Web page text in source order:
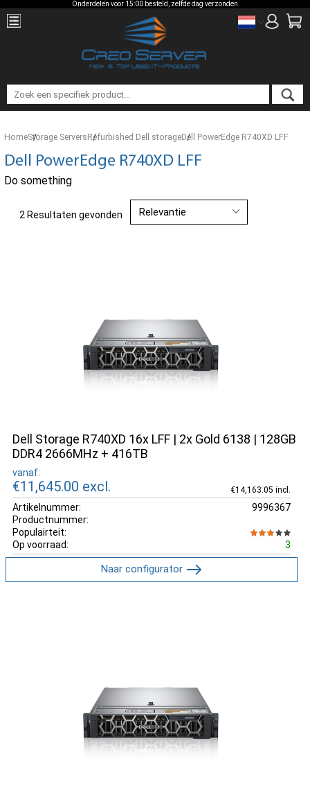
Onderdelen voor 15:00 besteld, zelfde dag verzonden
HomeStorage ServersRefurbished Dell storageDell PowerEdge R740XD LFF
Dell PowerEdge R740XD LFF
Do something
2 Resultaten gevonden
Dell Storage R740XD 16x LFF | 2x Gold 6138 | 128GB
DDR4 2666MHz + 416TB
vanaf:
€11,645.00 excl. €14,163.05 incl.
Artikelnummer:
9996367
Productnummer:
Populairteit:
Op voorraad:
3
Naar configurator